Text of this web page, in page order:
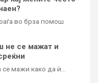
во брза помош
не се мажат и
мажи како да ѝ…